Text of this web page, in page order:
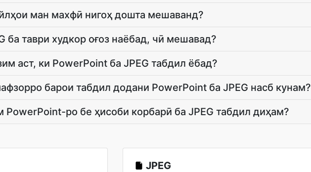
ман махфӣ нигоҳ дошта мешаванд?
ба таври худкор оғоз наёбад, чӣ мешавад?
аст, ки PowerPoint ба JPEG табдил ёбад?
барои табдил додани PowerPoint ба JPEG насб кунам?
ро бе ҳисоби корбарӣ ба JPEG табдил диҳам?
JPEG